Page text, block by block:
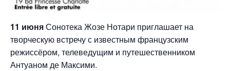
11 июняСонотека Жозе Нотари приглашает на
творческую встречу с известным французским
режиссёром, телеведущим и путешественником
Антуаном де Максими.